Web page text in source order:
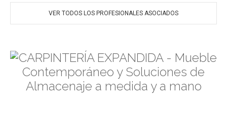
VER TODOS LOS PROFESIONALES ASOCIADOS